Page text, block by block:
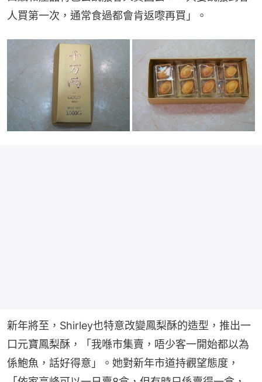
人買第一次，通常食過都會肯返嚟再買」。
新年將至，Shirley也特意改變鳳梨酥的造型，推出一
口元寶鳳梨酥，「我喺市集賣，唔少客一開始都以為
係鮑魚，話好得意」。她對新年市道持觀望態度，